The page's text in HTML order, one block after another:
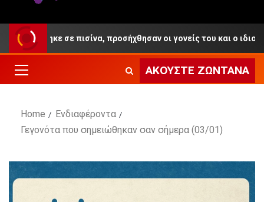
σε πισίνα, προσήχθησαν οι γονείς του και ο ιδιοκτήτης
ΑΚΟΎΣΤΕ ΖΩΝΤΑΝΆ
Home
Ενδιαφέροντα
Γεγονότα που σημειώθηκαν σαν σήμερα (03/01)